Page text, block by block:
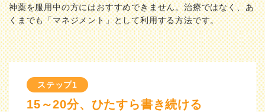
神薬を服用中の方にはおすすめできません。治療ではなく、あ
くまでも「マネジメント」として利用する方法です。
15～20分、ひたすら書き続ける
ステップ1